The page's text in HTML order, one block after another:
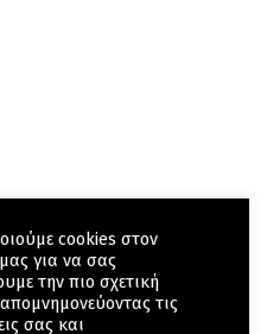
cookies στον
για να σας
την πιο σχετική
τις
σας και